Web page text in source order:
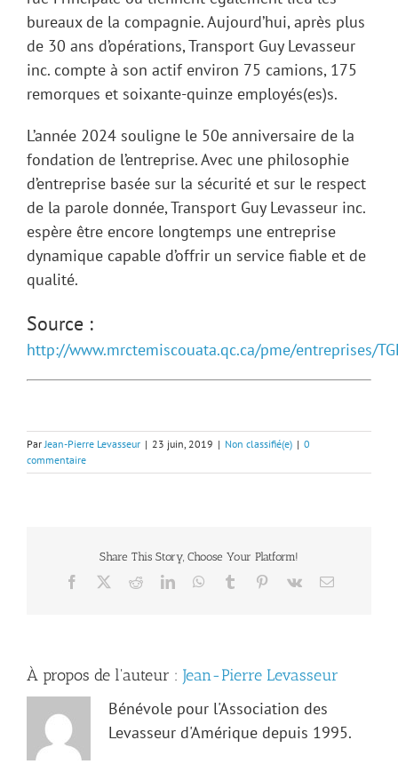
bureaux de la compagnie. Aujourd’hui, après plus
de 30 ans d’opérations, Transport Guy Levasseur
inc. compte à son actif environ 75 camions, 175
remorques et soixante-quinze employés(es)s.
L’année 2024 souligne le 50e anniversaire de la
fondation de l’entreprise. Avec une philosophie
d’entreprise basée sur la sécurité et sur le respect
de la parole donnée, Transport Guy Levasseur inc.
espère être encore longtemps une entreprise
dynamique capable d’offrir un service fiable et de
qualité.
Source :
http://www.mrctemiscouata.qc.ca/pme/entreprises/
ParJean-Pierre Levasseur | 23 juin, 2019 | Non classifié(e) | 0
commentaire
Share This Story, Choose Your Platform!
Facebook RedditLinkedInWhatsApp
Tumblr Pinterest
Vk Email
À propos de l'auteur : Jean-Pierre Levasseur
Bénévole pour l'Association des
Levasseur d'Amérique depuis 1995.